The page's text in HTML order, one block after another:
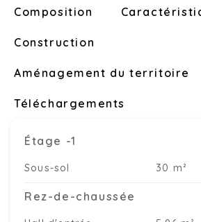
Composition
Construction
Aménagement du territoire
Téléchargements
Étage -1
Sous-sol 30 m²
Rez-de-chaussée